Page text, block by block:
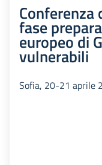
Conferenza
fase
europeo di
vulnerabili
Sofia, 20-21 aprile